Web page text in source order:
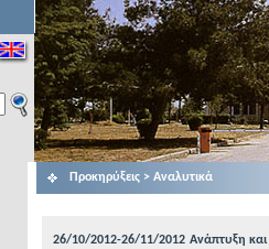
Προκηρύξεις > Αναλυτικά
26/10/2012-26/11/2012 Ανάπτυξη